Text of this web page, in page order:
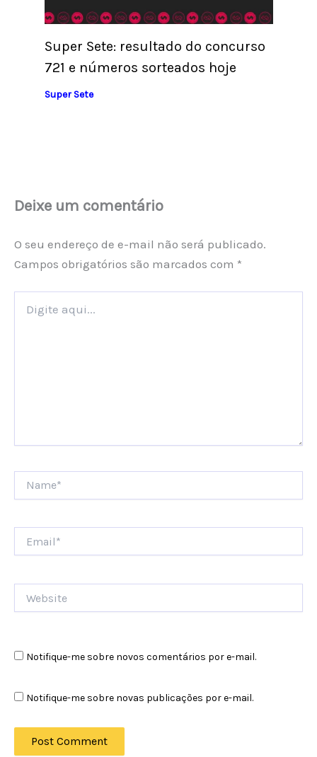
Super Sete: resultado do concurso
721 e números sorteados hoje
Super Sete
Deixe um comentário
O seu endereço de e-mail não será publicado.
Campos obrigatórios são marcados com *
aqui...
Notifique-me sobre novos comentários por e-mail.
Notifique-me sobre novas publicações por e-mail.